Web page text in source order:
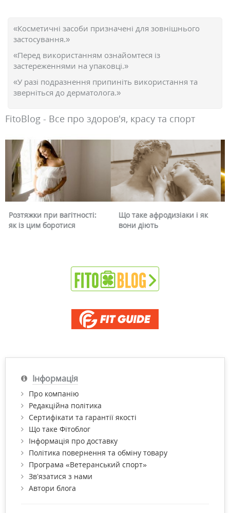
«Косметичні засоби призначені для зовнішнього
застосування.»
«Перед використанням ознайомтеся із
застереженнями на упаковці.»
«У разі подразнення припиніть використання та
зверніться до дерматолога.»
FitoBlog - Все про здоров'я, красу та спорт
Що таке афродизіаки і як
вони діють
Чому червоніє обличчя і
чи можна це прибрати
Інформація
Про компанію
Редакційна політика
Сертифікати та гарантії якості
Що таке Фітоблог
Інформація про доставку
Політика повернення та обміну товару
Програма «Ветеранський спорт»
Зв’язатися з нами
Автори блога